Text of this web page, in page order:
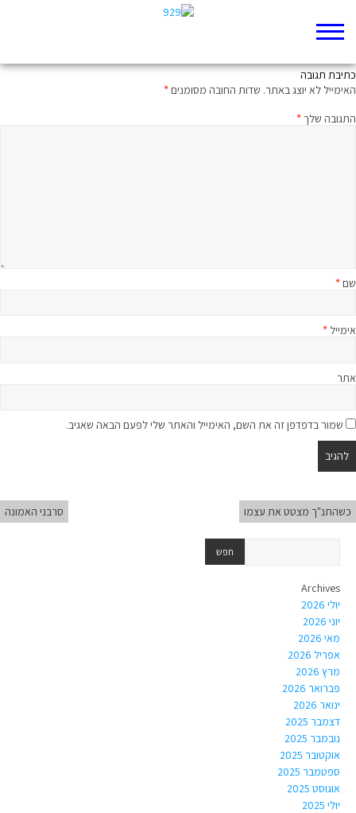
כתיבת תגובה
האימייל לא יוצג באתר. שדות החובה מסומנים*
התגובה שלך*
שם*
אימייל *
אתר
שמור בדפדפן זה את השם, האימייל והאתר שלי לפעם הבאה שאגיב.
כשהתנ"ך מצטט את עצמו סרבני האמונה
Archives
יולי 2026
יוני 2026
מאי 2026
אפריל 2026
מרץ 2026
פברואר 2026
ינואר 2026
דצמבר 2025
נובמבר 2025
אוקטובר 2025
ספטמבר 2025
אוגוסט 2025
יולי 2025